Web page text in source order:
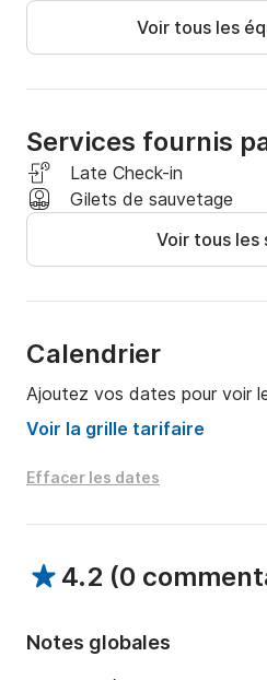
Voir tous les
Services fournis
Late Check-in
Gilets de sauvetage
Voir tous les
Calendrier
Ajoutez vos dates pour voir
Voir la grille tarifaire
Effacer les dates
4.2 (0
Notes globales